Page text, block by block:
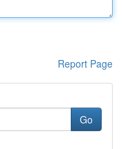
Report Page
Go